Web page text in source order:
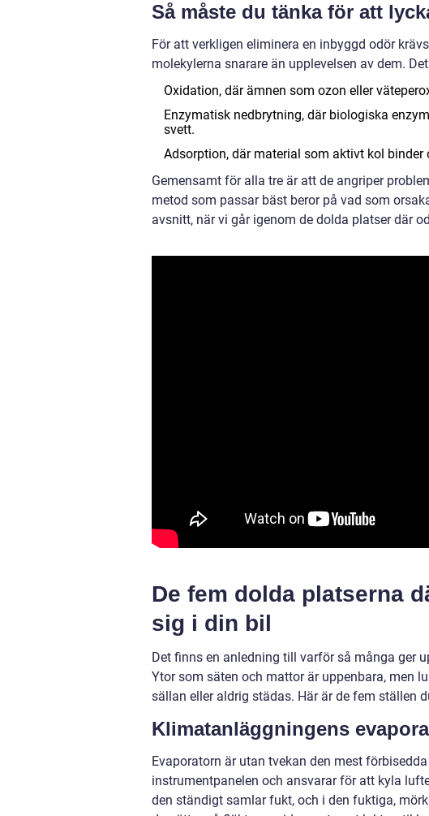
Så måste du tänka för att
För att verkligen eliminera en inbyggd odör
molekylerna snarare än upplevelsen av dem.
Oxidation, där ämnen som ozon eller
Enzymatisk nedbrytning, där biologiska
svett.
Adsorption, där material som aktivt kol
Gemensamt för alla tre är att de angriper
metod som passar bäst beror på vad som
avsnitt, när vi går igenom de dolda platser där
De fem dolda platserna
sig i din bil
Det finns en anledning till varför så många ger
Ytor som säten och mattor är uppenbara, men
sällan eller aldrig städas. Här är de fem ställen
Klimatanläggningens
Evaporatorn är utan tvekan den mest
instrumentpanelen och ansvarar för att kyla
den ständigt samlar fukt, och i den fuktiga,